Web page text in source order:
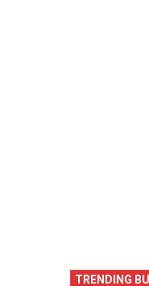
TRENDING
AWAL 252 SISWA